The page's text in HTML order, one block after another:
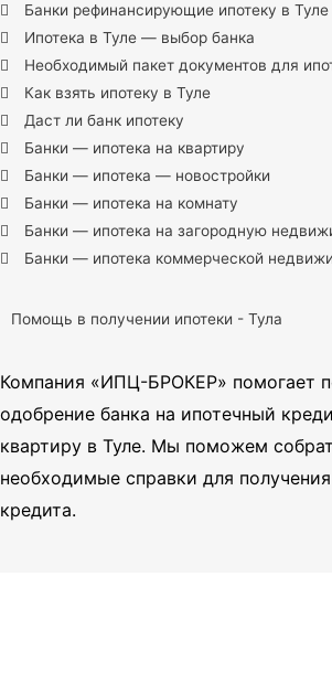
Банки рефинансирующие ипотеку в Туле
Ипотека в Туле — выбор банка
Необходимый пакет документов для
Как взять ипотеку в Туле
Даст ли банк ипотеку
Банки — ипотека на квартиру
Банки — ипотека — новостройки
Банки — ипотека на комнату
Банки — ипотека на загородную
Банки — ипотека коммерческой
Помощь в получении ипотеки - Тула
Компания «ИПЦ-БРОКЕР» помогает
одобрение банка на ипотечный
квартиру в Туле. Мы поможем
необходимые справки для
кредита.